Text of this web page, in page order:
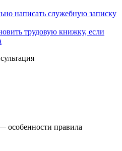
написать служебную записку
трудовую книжку, если
особенности правила